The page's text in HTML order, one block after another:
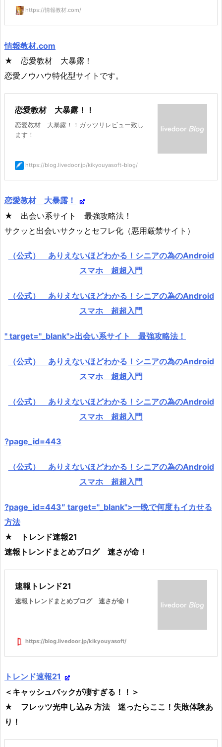
https://情報教材.com/
情報教材.com
★ 恋愛教材 大暴露！
恋愛ノウハウ特化型サイトです。
恋愛教材 大暴露！！
恋愛教材 大暴露！！ガッツリレビュー致し
ます！
https://blog.livedoor.jp/kikyouyasoft-blog/
恋愛教材 大暴露！
★ 出会い系サイト 最強攻略法！
サクッと出会いサクッとセフレ化（悪用厳禁サイト）
（公式） ありえないほどわかる！シニアの為のAndroid
スマホ 超超入門
（公式） ありえないほどわかる！シニアの為のAndroid
スマホ 超超入門
" target="_blank">出会い系サイト 最強攻略法！
（公式） ありえないほどわかる！シニアの為のAndroid
スマホ 超超入門
（公式） ありえないほどわかる！シニアの為のAndroid
スマホ 超超入門
?page_id=443
（公式） ありえないほどわかる！シニアの為のAndroid
スマホ 超超入門
?page_id=443″ target="_blank">一晩で何度もイカせる
方法
★ トレンド速報21
速報トレンドまとめブログ 速さが命！
速報トレンド21
速報トレンドまとめブログ 速さが命！
https://blog.livedoor.jp/kikyouyasoft/
トレンド速報21
＜キャッシュバックが凄すぎる！！＞
★ フレッツ光申し込み 方法 迷ったらここ！失敗体験あ
り！